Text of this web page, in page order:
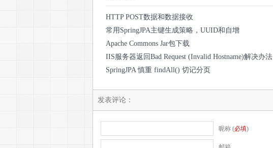
HTTP POST数据和数据接收
常用SpringJPA主键生成策略，UUID和自增
Apache Commons Jar包下载
IIS服务器返回Bad Request (Invalid Hostname)解决办法
SpringJPA 慎重 findAll() 切记分页
发表评论：
昵称 (必填)